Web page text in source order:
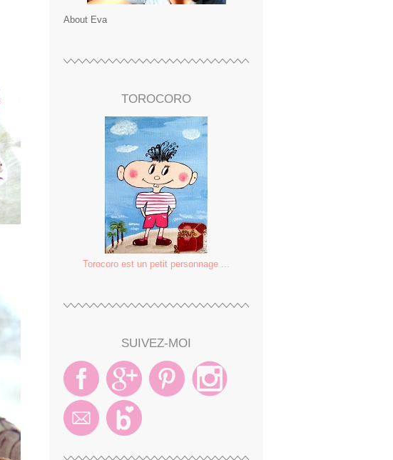
About Eva
TOROCORO
Torocoro est un petit personnage ...
SUIVEZ-MOI